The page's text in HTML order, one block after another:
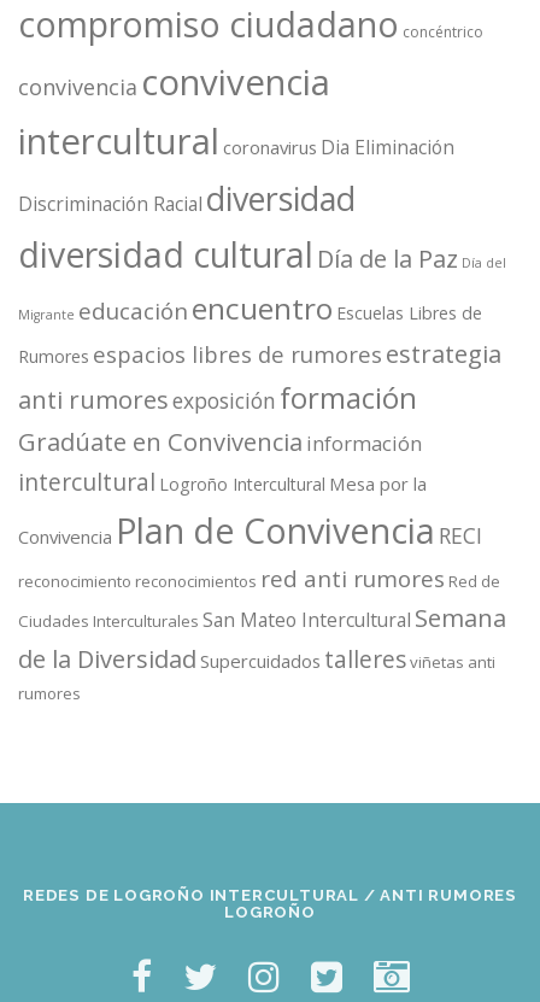
compromiso ciudadano concéntrico
convivencia convivencia
intercultural coronavirus Dia Eliminación
Discriminación Racial diversidad
diversidad cultural Día de la Paz Día del
Migrante educaciónencuentro Escuelas Libres de
Rumores espacios libres de rumores estrategia
anti rumoresexposición formación
Gradúate en Convivencia información
intercultural Logroño Intercultural Mesa por la
Convivencia Plan de Convivencia RECI
reconocimiento reconocimientos red anti rumores Red de
Ciudades Interculturales San Mateo Intercultural Semana
de la Diversidad Supercuidados talleresviñetas anti
rumores
REDES DE LOGROÑO INTERCULTURAL / ANTI RUMORES
LOGROÑO